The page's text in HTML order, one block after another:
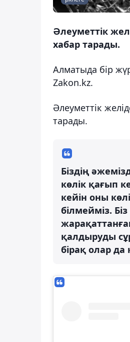
Әлеуметтік
хабар тарады.
Алматыда бір
Zakon.kz.
Әлеуметтік
тарады.
Біздің
көлік қағып
кейін оны
білмейміз.
қалдыруды
бірақ олар